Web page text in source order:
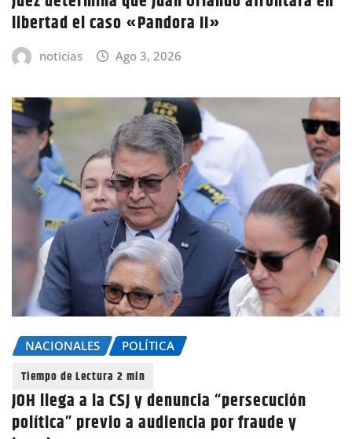
libertad el caso «Pandora II»
noticias Ago 3, 2026
NACIONALES POLÍTICA
JOH llega a la CSJ y denuncia “persecución
política” previo a audiencia por fraude y